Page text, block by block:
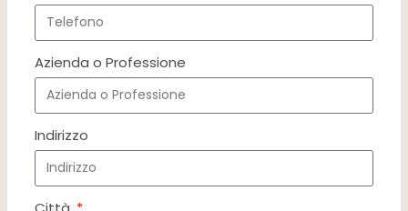
Azienda o Professione
Indirizzo